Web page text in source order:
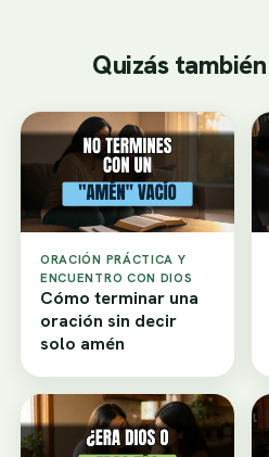
Quizás
ORACIÓN PRÁCTICA Y
ENCUENTRO CON DIOS
Cómo terminar una
oración sin decir
solo amén